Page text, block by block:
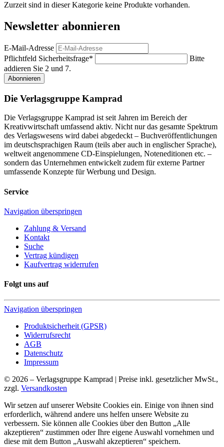
Zurzeit sind in dieser Kategorie keine Produkte vorhanden.
Newsletter abonnieren
E-Mail-Adresse
Pflichtfeld Sicherheitsfrage*
Bitte
addieren Sie 2 und 7.
Abonnieren
Die Verlagsgruppe Kamprad
Die Verlagsgruppe Kamprad ist seit Jahren im Bereich der
Kreativwirtschaft umfassend aktiv. Nicht nur das gesamte Spektrum
des Verlagswesens wird dabei abgedeckt – Buchveröffentlichungen
im deutschsprachigen Raum (teils aber auch in englischer Sprache),
weltweit angenommene CD-Einspielungen, Noteneditionen etc. –
sondern das Unternehmen entwickelt zudem für externe Partner
umfassende Konzepte für Werbung und Design.
Service
Navigation überspringen
Zahlung & Versand
Kontakt
Suche
Vertrag kündigen
Kaufvertrag widerrufen
Folgt uns auf
Navigation überspringen
Produktsicherheit (GPSR)
Widerrufsrecht
AGB
Datenschutz
Impressum
© 2026 – Verlagsgruppe Kamprad | Preise inkl. gesetzlicher MwSt.,
zzgl. Versandkosten
Wir setzen auf unserer Website Cookies ein. Einige von ihnen sind
erforderlich, während andere uns helfen unsere Website zu
verbessern. Sie können alle Cookies über den Button „Alle
akzeptieren“ zustimmen oder Ihre eigene Auswahl vornehmen und
diese mit dem Button „Auswahl akzeptieren“ speichern.